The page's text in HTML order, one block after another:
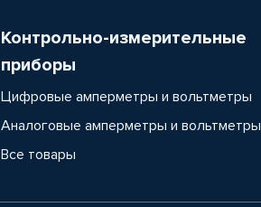
Контрольно-измерительные
приборы
Цифровые амперметры и вольтметры
Аналоговые амперметры и вольтметры
Все товары